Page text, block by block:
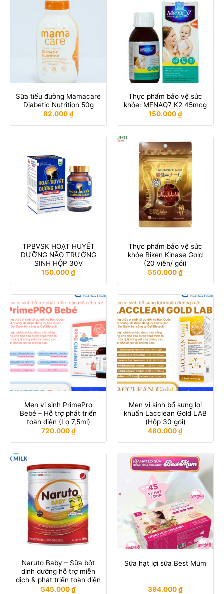
Sữa tiểu đường Mamacare
Diabetic Nutrition 50g
82.000₫
Thực phẩm bảo vệ sức
khỏe: MENAQ7 K2 45mcg
150.000₫
TPBVSK HOẠT HUYẾT
DƯỠNG NÃO TRƯỜNG
SINH HỘP 30V
150.000₫
Thực phẩm bảo vệ sức
khỏe Biken Kinase Gold
(20 viên/ gói)
550.000₫
Men vi sinh PrimePro
Bebé – Hỗ trợ phát triển
toàn diện (Lọ 7,5ml)
720.000₫
Men vi sinh bổ sung lợi
khuẩn Lacclean Gold LAB
(Hộp 30 gói)
480.000₫
Naruto Baby – Sữa bột
dinh dưỡng hỗ trợ miễn
dịch & phát triển toàn diện
545.000₫
Sữa hạt lợi sữa Best Mum
394.000₫